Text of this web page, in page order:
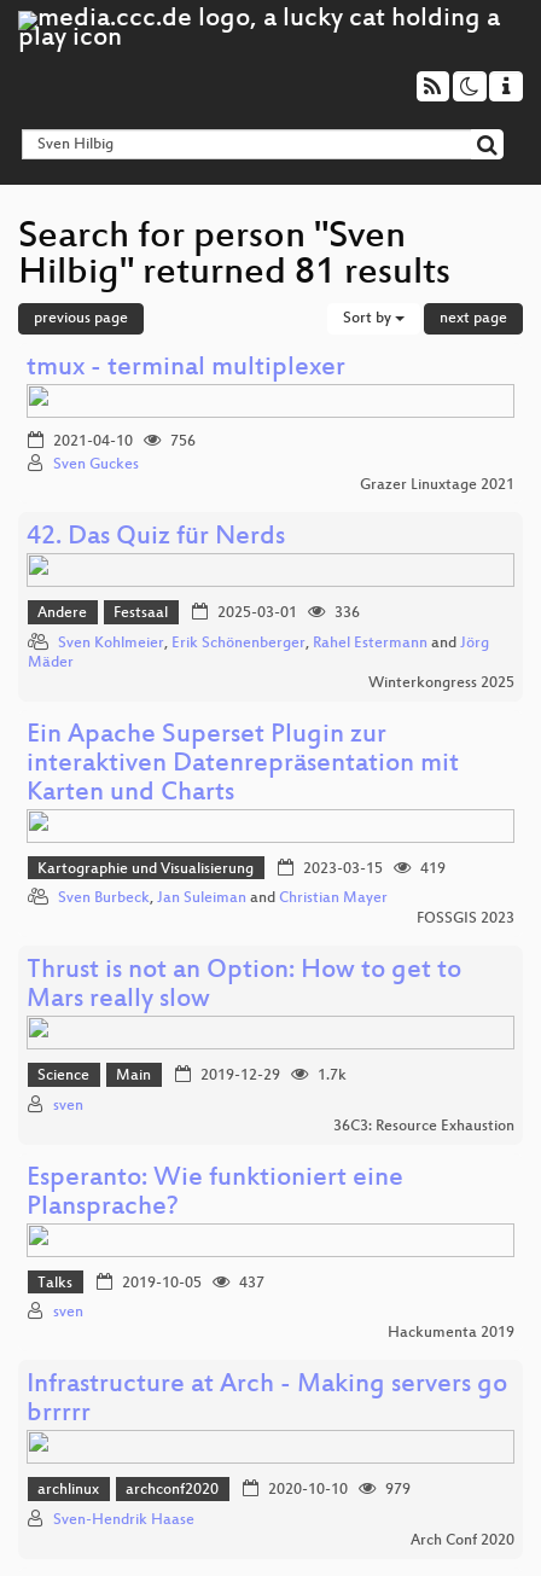
Search for person "Sven
Hilbig" returned 81 results
previous page Sort by next page
tmux - terminal multiplexer
2021-04-10
756
Sven Guckes
Grazer Linuxtage 2021
42. Das Quiz für Nerds
Andere Festsaal 2025-03-01
336
Sven Kohlmeier, Erik Schönenberger, Rahel Estermann and Jörg
Mäder
Winterkongress 2025
Ein Apache Superset Plugin zur
interaktiven Datenrepräsentation mit
Karten und Charts
Kartographie und Visualisierung 2023-03-15
419
Sven Burbeck, Jan Suleiman and Christian Mayer
FOSSGIS 2023
Thrust is not an Option: How to get to
Mars really slow
Science Main 2019-12-29
1.7k
sven
36C3: Resource Exhaustion
Esperanto: Wie funktioniert eine
Plansprache?
Talks 2019-10-05
437
sven
Hackumenta 2019
Infrastructure at Arch - Making servers go
brrrrr
archlinux archconf2020 2020-10-10
979
Sven-Hendrik Haase
Arch Conf 2020